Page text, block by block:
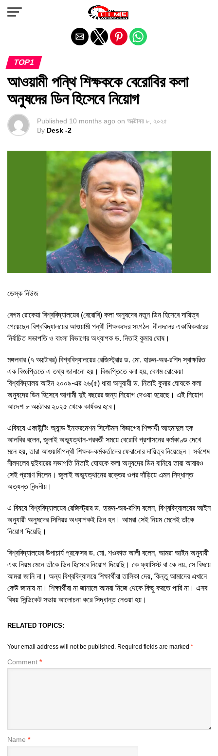
TOP1
আওয়ামী পন্থি শিক্ষককে বেরোবির কলা
অনুষদের ডিন হিসেবে নিয়োগ
Published 10 months ago on অক্টোবর ৮, ২০২৫
By Desk -2
ডেস্ক নিউজ
বেগম রোকেয়া বিশ্ববিদ্যালয়ের (বেরোবি) কলা অনুষদের নতুন ডিন হিসেবে দায়িত্ব
পেয়েছেন বিশ্ববিদ্যালয়ের আওয়ামী পন্থী শিক্ষকদের সংগঠন নীলদলের একাধিকবারের
নির্বাচিত সভাপতি ও বাংলা বিভাগের অধ্যাপক ড. নিতাই কুমার ঘোষ।
মঙ্গলবার (৭ অক্টোবর) বিশ্ববিদ্যালয়ের রেজিস্ট্রার ড. মো. হারুন-অর-রশিদ স্বাক্ষরিত
এক বিজ্ঞপ্তিতে এ তথ্য জানানো হয়। বিজ্ঞপ্তিতে বলা হয়, বেগম রোকেয়া
বিশ্ববিদ্যালয় আইন ২০০৯-এর ২৬(৫) ধারা অনুযায়ী ড. নিতাই কুমার ঘোষকে কলা
অনুষদের ডিন হিসেবে আগামী দুই বছরের জন্য নিয়োগ দেওয়া হয়েছে। এই নিয়োগ
আদেশ ৮ অক্টোবর ২০২৫ থেকে কার্যকর হবে।
এবিষয়ে একাউন্টিং অ্যান্ড ইনফরমেশন সিস্টেমস বিভাগের শিক্ষার্থী আহমাদুল হক
আলবির বলেন, জুলাই অভ্যুত্থান-পরবর্তী সময়ে বেরোবি প্রশাসনের কর্মকাণ্ড দেখে
মনে হয়, তারা আওয়ামীপন্থী শিক্ষক-কর্মকর্তাদের ফেরানোর দায়িত্ব নিয়েছেন। সর্বশেষ
নীলদলের দুইবারের সভাপতি নিতাই ঘোষকে কলা অনুষদের ডিন বানিয়ে তারা আবারও
সেই প্রমাণ দিলেন। জুলাই অভ্যুত্থানের রক্তের ওপর দাঁড়িয়ে এমন সিদ্ধান্ত
অত্যন্ত নিন্দনীয়।
এ বিষয়ে বিশ্ববিদ্যালয়ের রেজিস্ট্রার ড. হারুন-অর-রশিদ বলেন, বিশ্ববিদ্যালয়ের আইন
অনুযায়ী অনুষদের সিনিয়র অধ্যাপকই ডিন হন। আমরা সেই নিয়ম মেনেই তাঁকে
নিয়োগ দিয়েছি।
বিশ্ববিদ্যালয়ের উপাচার্য প্রফেসর ড. মো. শওকাত আলী বলেন, আমরা আইন অনুযায়ী
এবং নিয়ম মেনে তাঁকে ডিন হিসেবে নিয়োগ দিয়েছি। কে ফ্যাসিস্ট বা কে নয়, সে বিষয়ে
আমরা জানি না। অন্য বিশ্ববিদ্যালয়ে শিক্ষার্থীরা তালিকা দেয়, কিন্তু আমাদের এখানে
কেউ জানায় না। শিক্ষার্থীরা না জানালে আমরা নিজে থেকে কিছু করতে পারি না। এসব
বিষয় সিন্ডিকেট সভায় আলোচনা করে সিদ্ধান্ত নেওয়া হয়।
RELATED TOPICS:
Your email address will not be published. Required fields are marked *
Comment *
Name *
Exit mobile version